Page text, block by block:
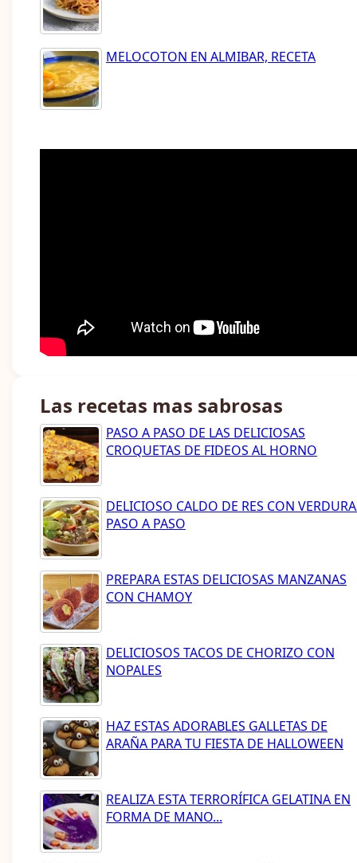
MELOCOTON EN ALMIBAR, RECETA
Las recetas mas sabrosas
PASO A PASO DE LAS DELICIOSAS
CROQUETAS DE FIDEOS AL HORNO
DELICIOSO CALDO DE RES CON
PASO A PASO
PREPARA ESTAS DELICIOSAS MANZANAS
CON CHAMOY
DELICIOSOS TACOS DE CHORIZO CON
NOPALES
HAZ ESTAS ADORABLES GALLETAS DE
ARAÑA PARA TU FIESTA DE HALLOWEEN
REALIZA ESTA TERRORÍFICA GELATINA EN
FORMA DE MANO...